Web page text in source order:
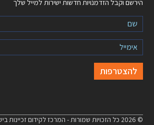
הירשם וקבל הזדמנויות חדשות ישירות למייל שלך
© 2026 כל הזכויות שמורות - המרכז לקידום זכיינות בישראל